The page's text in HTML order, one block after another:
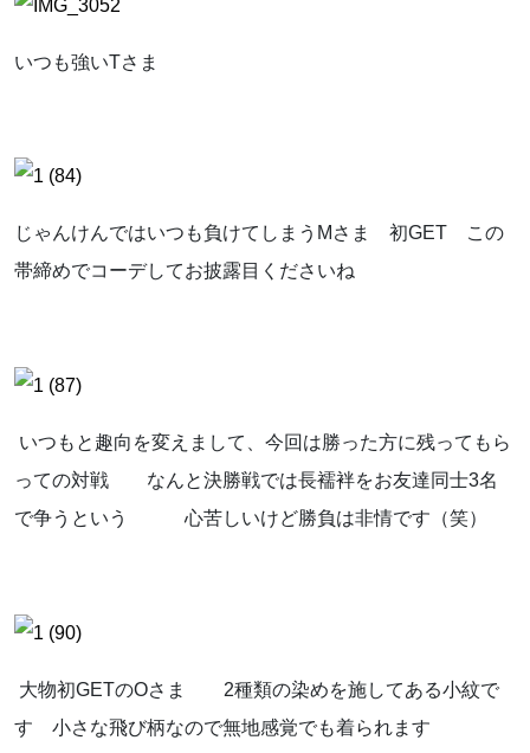
いつも強いTさま
じゃんけんではいつも負けてしまうMさま 初GET この
帯締めでコーデしてお披露目くださいね
いつもと趣向を変えまして、今回は勝った方に残ってもら
っての対戦 なんと決勝戦では長襦袢をお友達同士3名
で争うという 心苦しいけど勝負は非情です（笑）
大物初GETのOさま 2種類の染めを施してある小紋で
す 小さな飛び柄なので無地感覚でも着られます